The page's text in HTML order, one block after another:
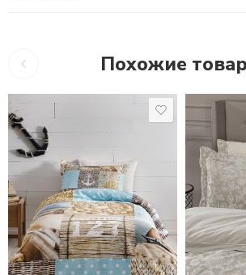
Похожие
10,755 17,875₽